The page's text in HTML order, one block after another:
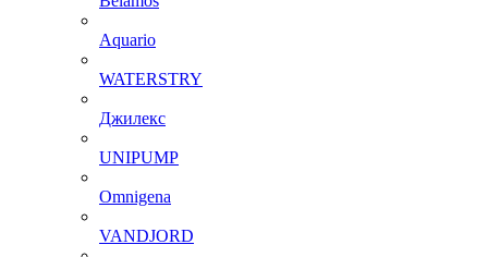
Aquario
WATERSTRY
Джилекс
UNIPUMP
Omnigena
VANDJORD